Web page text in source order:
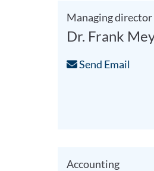
Managing
Dr. Frank
Send Email
Accounting